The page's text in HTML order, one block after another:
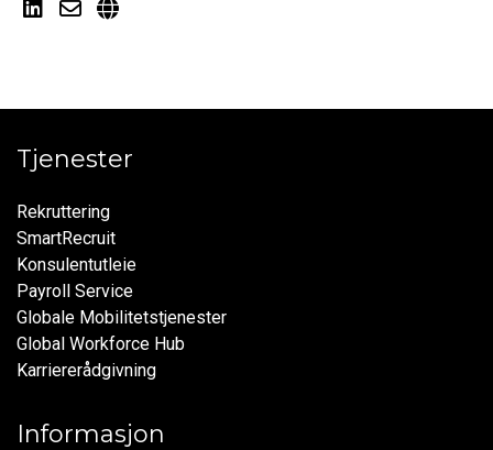
Tjenester
Rekruttering
SmartRecruit
Konsulentutleie
Payroll Service
Globale Mobilitetstjenester
Global Workforce Hub
Karriererådgivning
Informasjon